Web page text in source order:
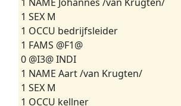
1 SEX M
1 OCCU bedrijfsleider
1 FAMS @F1@
0 @I3@ INDI
1 NAME Aart /van Krugten/
1 SEX M
1 OCCU kellner